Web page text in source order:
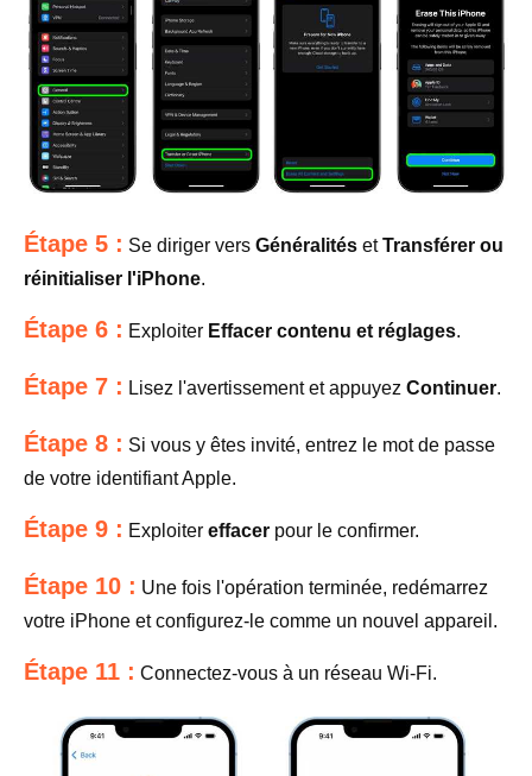
Étape 5 : Se diriger vers Généralités etTransférer ou
réinitialiser l'iPhone.
Étape 6 : Exploiter Effacer contenu et réglages.
Étape 7 : Lisez l'avertissement et appuyez Continuer.
Étape 8 : Si vous y êtes invité, entrez le mot de passe
de votre identifiant Apple.
Étape 9 : Exploiter effacer pour le confirmer.
Étape 10 : Une fois l'opération terminée, redémarrez
votre iPhone et configurez-le comme un nouvel appareil.
Étape 11 : Connectez-vous à un réseau Wi-Fi.